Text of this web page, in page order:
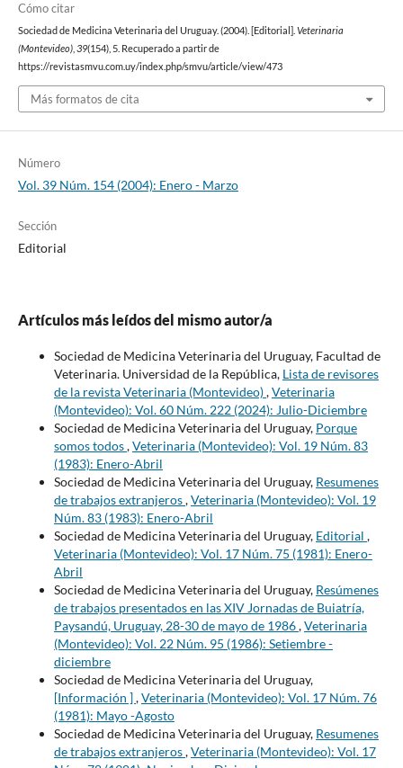
Cómo citar
Sociedad de Medicina Veterinaria del Uruguay. (2004). [Editorial]. Veterinaria
(Montevideo), 39(154), 5. Recuperado a partir de
https://revistasmvu.com.uy/index.php/smvu/article/view/473
Más formatos de cita
Número
Vol. 39 Núm. 154 (2004): Enero - Marzo
Sección
Editorial
Artículos más leídos del mismo autor/a
Sociedad de Medicina Veterinaria del Uruguay, Facultad de
Veterinaria. Universidad de la República, Lista de revisores
de la revista Veterinaria (Montevideo),Veterinaria
(Montevideo): Vol. 60 Núm. 222 (2024): Julio-Diciembre
Sociedad de Medicina Veterinaria del Uruguay, Porque
somos todos,Veterinaria (Montevideo): Vol. 19 Núm. 83
(1983): Enero-Abril
Sociedad de Medicina Veterinaria del Uruguay, Resumenes
de trabajos extranjeros,Veterinaria (Montevideo): Vol. 19
Núm. 83 (1983): Enero-Abril
Sociedad de Medicina Veterinaria del Uruguay, Editorial ,
Veterinaria (Montevideo): Vol. 17 Núm. 75 (1981): Enero-
Abril
Sociedad de Medicina Veterinaria del Uruguay, Resúmenes
de trabajos presentados en las XIV Jornadas de Buiatría,
Paysandú, Uruguay, 28-30 de mayo de 1986,Veterinaria
(Montevideo): Vol. 22 Núm. 95 (1986): Setiembre -
diciembre
Sociedad de Medicina Veterinaria del Uruguay,
[Información ],Veterinaria (Montevideo): Vol. 17 Núm. 76
(1981): Mayo -Agosto
Sociedad de Medicina Veterinaria del Uruguay, Resumenes
de trabajos extranjeros,Veterinaria (Montevideo): Vol. 17